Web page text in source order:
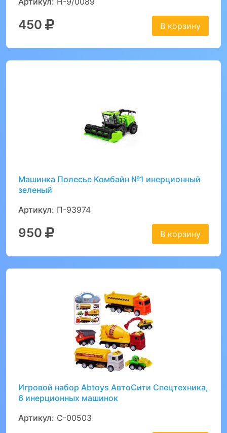
450 В корзину
Машинка Полесье Комбайн №1 инерционный
зеленый
Артикул: П-93974
950 В корзину
Игровой набор Abtoys АвтоСити Спецтехника,
6 инерционных машинок
Артикул: C-00503